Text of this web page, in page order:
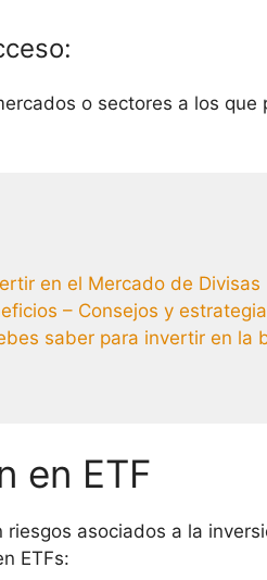
o sectores a los
en el Mercado de Divisas
– Consejos y
saber para invertir en la
en ETF
asociados a la
ETFs: